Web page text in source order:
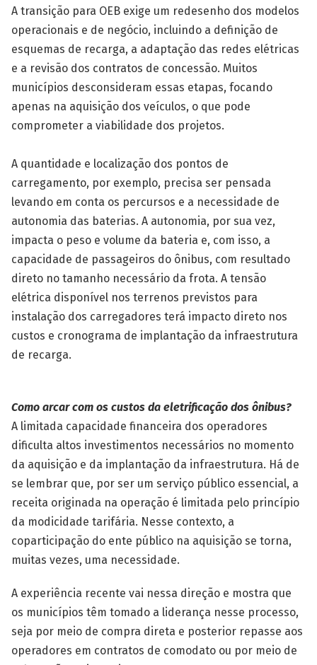
A transição para OEB exige um redesenho dos modelos
operacionais e de negócio, incluindo a definição de
esquemas de recarga, a adaptação das redes elétricas
e a revisão dos contratos de concessão. Muitos
municípios desconsideram essas etapas, focando
apenas na aquisição dos veículos, o que pode
comprometer a viabilidade dos projetos.
A quantidade e localização dos pontos de
carregamento, por exemplo, precisa ser pensada
levando em conta os percursos e a necessidade de
autonomia das baterias. A autonomia, por sua vez,
impacta o peso e volume da bateria e, com isso, a
capacidade de passageiros do ônibus, com resultado
direto no tamanho necessário da frota. A tensão
elétrica disponível nos terrenos previstos para
instalação dos carregadores terá impacto direto nos
custos e cronograma de implantação da infraestrutura
de recarga.
Como arcar com os custos da eletrificação dos ônibus?
A limitada capacidade financeira dos operadores
dificulta altos investimentos necessários no momento
da aquisição e da implantação da infraestrutura. Há de
se lembrar que, por ser um serviço público essencial, a
receita originada na operação é limitada pelo princípio
da modicidade tarifária. Nesse contexto, a
coparticipação do ente público na aquisição se torna,
muitas vezes, uma necessidade.
A experiência recente vai nessa direção e mostra que
os municípios têm tomado a liderança nesse processo,
seja por meio de compra direta e posterior repasse aos
operadores em contratos de comodato ou por meio de